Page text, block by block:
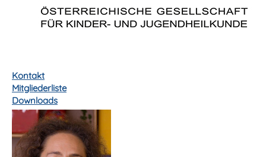
Kontakt
Mitgliederliste
Downloads